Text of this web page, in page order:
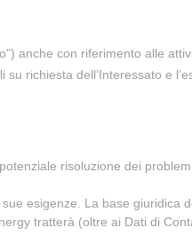
anche con riferimento alle
richiesta dell’Interessato e
risoluzione dei
esigenze. La base giuridica
tratterà (oltre ai Dati di